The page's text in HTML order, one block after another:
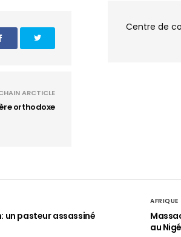
ARCTICLE
orthodoxe
Centre de
un pasteur assassiné
AFRIQUE
au